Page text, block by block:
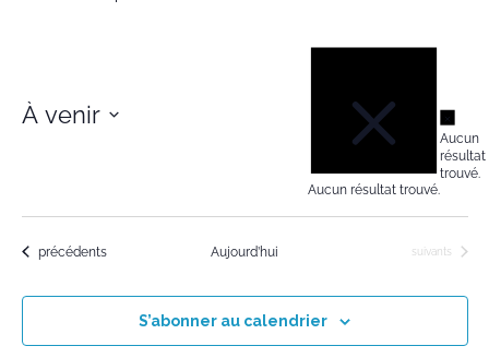
Aucun
résultat
trouvé.
Aucun résultat trouvé.
À venir
Évènements
précédents Aujourd’hui Évènements
suivants
S’abonner au calendrier